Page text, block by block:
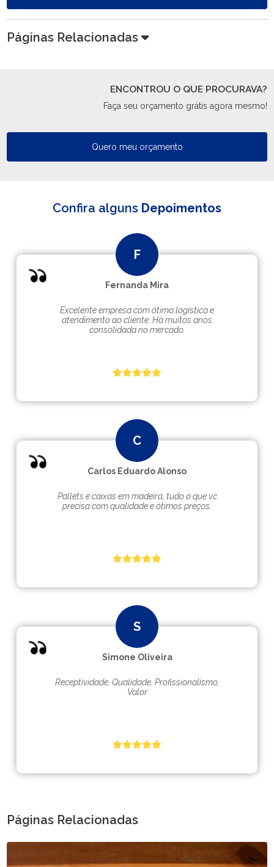
Páginas Relacionadas
ENCONTROU O QUE PROCURAVA?
Faça seu orçamento grátis agora mesmo!
Quero meu orçamento
Confira alguns Depoimentos
Fernanda Mira
Excelente empresa com ótima logística e
atendimento ao cliente. Hà muitos anos
consolidada no mercado.
Carlos Eduardo Alonso
Pallets e caixas em madeira, tudo o que vc
precisa com qualidade e ótimos preços.
Simone Oliveira
Receptividade, Qualidade, Profissionalismo,
Valor
Páginas Relacionadas